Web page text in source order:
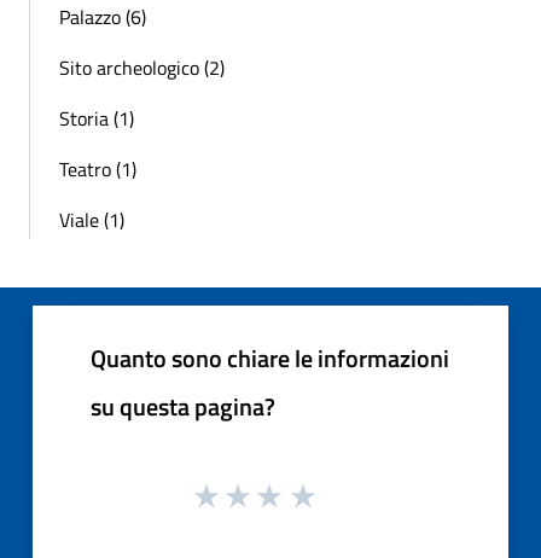
Palazzo (6)
Sito archeologico (2)
Storia (1)
Teatro (1)
Viale (1)
Quanto sono chiare le informazioni
su questa pagina?